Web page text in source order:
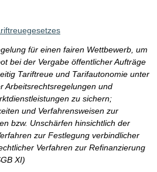
für einen fairen Wettbewerb, um
bei der Vergabe öffentlicher Aufträge
Tariftreue und Tarifautonomie unter
Arbeitsrechtsregelungen und
zu sichern;
und Verfahrensweisen zur
bzw. Unschärfen hinsichtlich der
zur Festlegung verbindlicher
Verfahren zur Refinanzierung
XI)